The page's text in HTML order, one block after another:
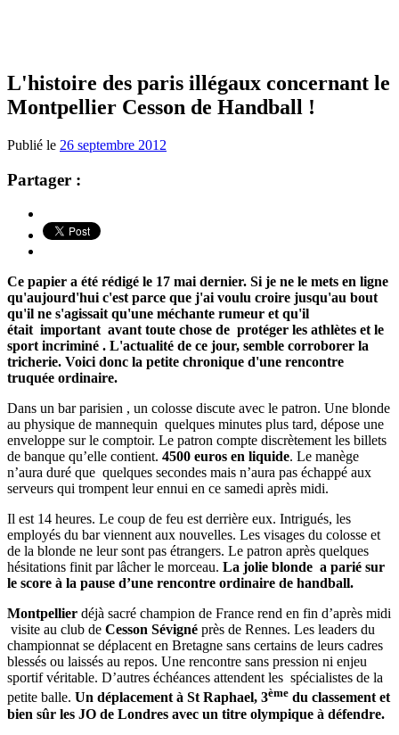
L'histoire des paris illégaux concernant le
Montpellier Cesson de Handball !
Publié le 26 septembre 2012
Partager :
Ce papier a été rédigé le 17 mai dernier. Si je ne le mets en ligne
qu'aujourd'hui c'est parce que j'ai voulu croire jusqu'au bout
qu'il ne s'agissait qu'une méchante rumeur et qu'il
était important avant toute chose de protéger les athlètes et le
sport incriminé . L'actualité de ce jour, semble corroborer la
tricherie. Voici donc la petite chronique d'une rencontre
truquée ordinaire.
Dans un bar parisien , un colosse discute avec le patron. Une blonde
au physique de mannequin quelques minutes plus tard, dépose une
enveloppe sur le comptoir. Le patron compte discrètement les billets
de banque qu’elle contient. 4500 euros en liquide. Le manège
n’aura duré que quelques secondes mais n’aura pas échappé aux
serveurs qui trompent leur ennui en ce samedi après midi.
Il est 14 heures. Le coup de feu est derrière eux. Intrigués, les
employés du bar viennent aux nouvelles. Les visages du colosse et
de la blonde ne leur sont pas étrangers. Le patron après quelques
hésitations finit par lâcher le morceau. La jolie blonde a parié sur
le score à la pause d’une rencontre ordinaire de handball.
Montpellier déjà sacré champion de France rend en fin d’après midi
visite au club de Cesson Sévigné près de Rennes. Les leaders du
championnat se déplacent en Bretagne sans certains de leurs cadres
blessés ou laissés au repos. Une rencontre sans pression ni enjeu
sportif véritable. D’autres échéances attendent les spécialistes de la
petite balle. Un déplacement à St Raphael, 3ème du classement et
bien sûr les JO de Londres avec un titre olympique à défendre.